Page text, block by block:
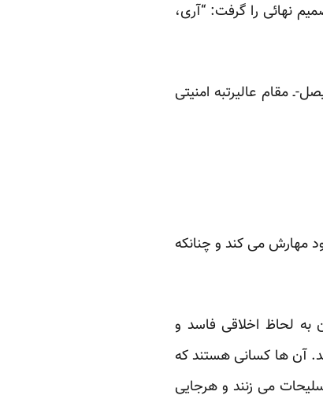
نهائی را گرفت: “آری،
ـ مقام عالیرتبه امنیتی
مهارش می کند و چنانکه
به لحاظ اخلاقی فاسد و
آن ها کسانی هستند که
می زنند و هرجایی